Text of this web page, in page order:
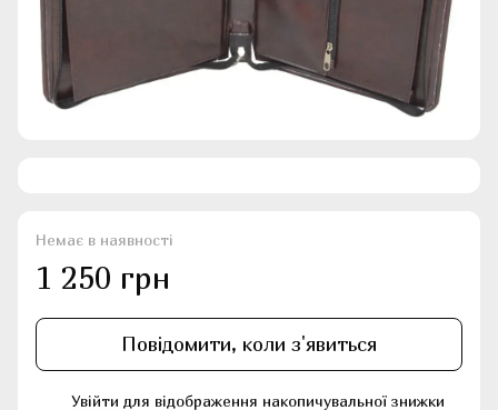
Немає в наявності
1 250 грн
Повідомити, коли з'явиться
Увійти для відображення накопичувальної знижки